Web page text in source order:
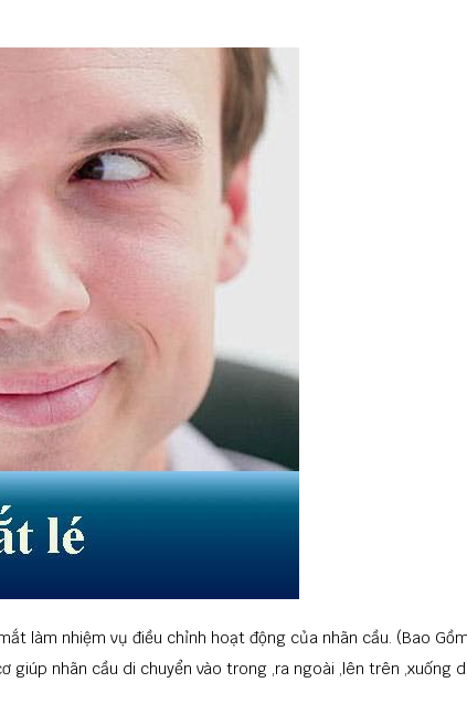
làm nhiệm vụ điều chỉnh hoạt động của nhãn cầu. (Bao
nhãn cầu di chuyển vào trong ,ra ngoài ,lên trên ,xuống